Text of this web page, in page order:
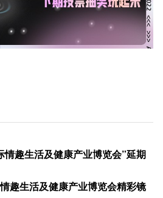
情趣生活及健康产业博览会”延期
趣生活及健康产业博览会精彩镜